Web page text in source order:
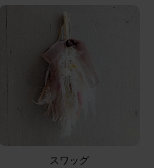
スワッグ